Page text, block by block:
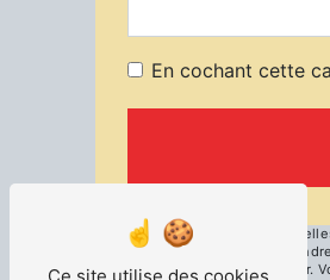
En cochant cette
** Les données
dans le seul but de
cfmburg@cfm-industrie.fr.